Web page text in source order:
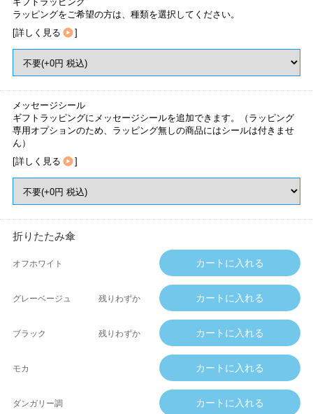
ラッピングをご希望の方は、種類を選択してください。
[詳しく見る ]
メッセージシール
ギフトラッピングにメッセージシールを追加できます。（ラッピング
専用オプションのため、ラッピング無しの商品にはシールは付きませ
ん）
[詳しく見る ]
折りたたみ傘
オフホワイト
グレーベージュ 残りわずか
ブラック 残りわずか
モカ
ダンガリー調